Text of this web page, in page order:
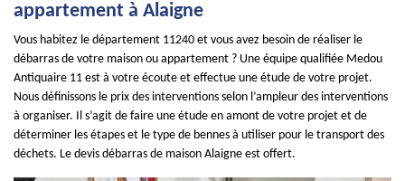
appartement à Alaigne
Vous habitez le département 11240 et vous avez besoin de réaliser le
débarras de votre maison ou appartement ? Une équipe qualifiée Medou
Antiquaire 11 est à votre écoute et effectue une étude de votre projet.
Nous définissons le prix des interventions selon l’ampleur des interventions
à organiser. Il s’agit de faire une étude en amont de votre projet et de
déterminer les étapes et le type de bennes à utiliser pour le transport des
déchets. Le devis débarras de maison Alaigne est offert.